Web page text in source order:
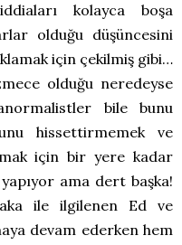
kolayca boşa
olduğu düşüncesini
için çekilmiş gibi…
olduğu neredeyse
bile bunu
hissettirmemek ve
için bir yere kadar
ama dert başka!
ile ilgilenen Ed ve
devam ederken hem